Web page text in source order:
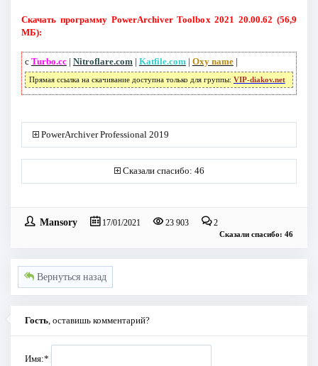
Скачать программу PowerArchiver Toolbox 2021 20.00.62 (56,9
МБ):
с Turbo.cc| Nitroflare.com| Katfile.com| Oxy name|
Прямая ссылка на скачивание доступна только для группы: VIP-diakov.net
PowerArchiver Professional 2019
Сказали спасибо: 46
Mansory 17/01/2021 23 903 2
Сказали спасибо: 46
Вернуться назад
Гость , оставишь комментарий?
Имя:*